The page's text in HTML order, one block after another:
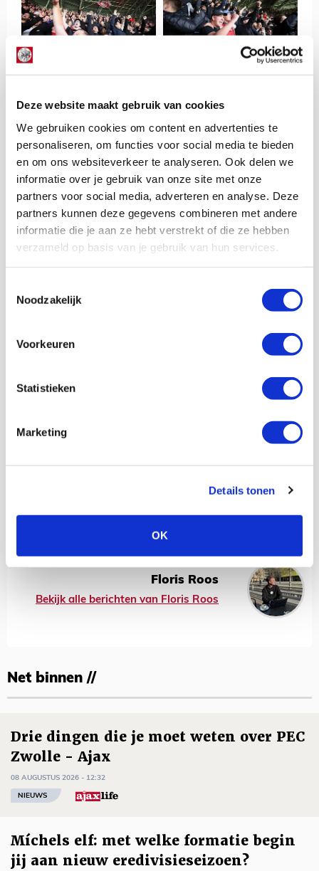
Deze website maakt gebruik van cookies
We gebruiken cookies om content en advertenties te
personaliseren, om functies voor social media te bieden
en om ons websiteverkeer te analyseren. Ook delen we
informatie over je gebruik van onze site met onze
partners voor social media, adverteren en analyse. Deze
partners kunnen deze gegevens combineren met andere
informatie die je aan ze hebt verstrekt of die ze hebben
verzameld op basis van je gebruik van hun services.
Noodzakelijk
Voorkeuren
Statistieken
Marketing
Details tonen
OK
Floris Roos
Bekijk alle berichten van Floris Roos
Net binnen //
Drie dingen die je moet weten over PEC
Zwolle - Ajax
08 AUGUSTUS 2026 - 12:32
NIEUWS
Míchels elf: met welke formatie begin
jij aan nieuw eredivisieseizoen?